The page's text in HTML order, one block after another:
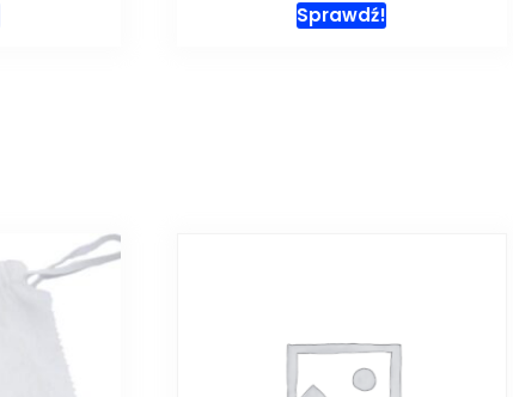
Sprawdź!